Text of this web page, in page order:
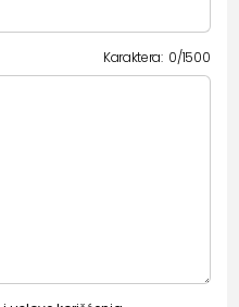
Karaktera: 0/1500